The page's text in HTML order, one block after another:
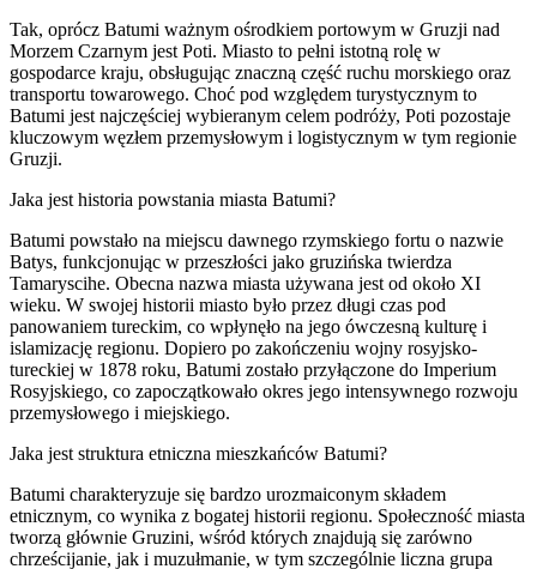
Tak, oprócz Batumi ważnym ośrodkiem portowym w Gruzji nad
Morzem Czarnym jest Poti. Miasto to pełni istotną rolę w
gospodarce kraju, obsługując znaczną część ruchu morskiego oraz
transportu towarowego. Choć pod względem turystycznym to
Batumi jest najczęściej wybieranym celem podróży, Poti pozostaje
kluczowym węzłem przemysłowym i logistycznym w tym regionie
Gruzji.
Jaka jest historia powstania miasta Batumi?
Batumi powstało na miejscu dawnego rzymskiego fortu o nazwie
Batys, funkcjonując w przeszłości jako gruzińska twierdza
Tamaryscihe. Obecna nazwa miasta używana jest od około XI
wieku. W swojej historii miasto było przez długi czas pod
panowaniem tureckim, co wpłynęło na jego ówczesną kulturę i
islamizację regionu. Dopiero po zakończeniu wojny rosyjsko-
tureckiej w 1878 roku, Batumi zostało przyłączone do Imperium
Rosyjskiego, co zapoczątkowało okres jego intensywnego rozwoju
przemysłowego i miejskiego.
Jaka jest struktura etniczna mieszkańców Batumi?
Batumi charakteryzuje się bardzo urozmaiconym składem
etnicznym, co wynika z bogatej historii regionu. Społeczność miasta
tworzą głównie Gruzini, wśród których znajdują się zarówno
chrześcijanie, jak i muzułmanie, w tym szczególnie liczna grupa